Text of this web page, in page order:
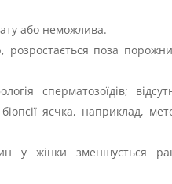
або неможлива.
розростається поза
сперматозоїдів;
яєчка, наприклад,
у жінки зменшується